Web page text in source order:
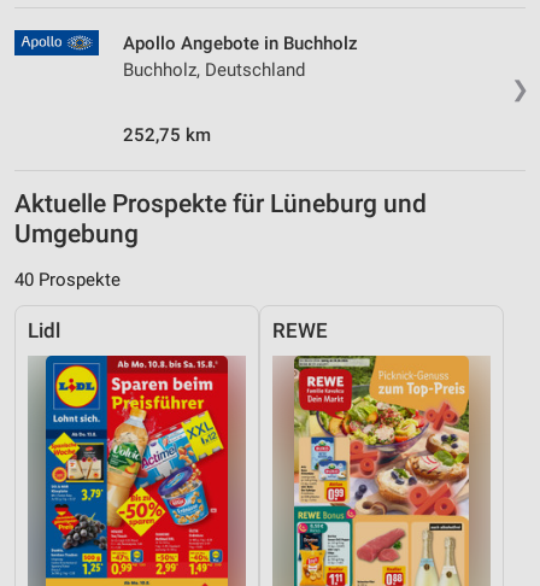
❯
Apollo Angebote in Buchholz
Buchholz, Deutschland
252,75 km
Aktuelle Prospekte für Lüneburg und
Umgebung
40 Prospekte
Lidl REWE